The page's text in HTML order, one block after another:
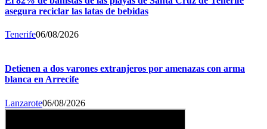
asegura reciclar las latas de bebidas
Tenerife06/08/2026
Detienen a dos varones extranjeros por amenazas con arma
blanca en Arrecife
Lanzarote06/08/2026